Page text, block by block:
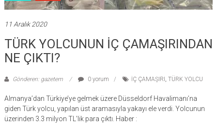
11 Aralık 2020
TÜRK YOLCUNUN İÇ ÇAMAŞIRINDAN
NE ÇIKTI?
Gönderen: gazetem 0 yorum İÇ ÇAMAŞIRI , TÜRK YOLCU
Almanya’dan Türkiye’ye gelmek üzere Düsseldorf Havalimanı’na
giden Türk yolcu, yapılan üst aramasıyla yakayı ele verdi. Yolcunun
üzerinden 3.3 milyon TL’lik para çıktı. Haber :